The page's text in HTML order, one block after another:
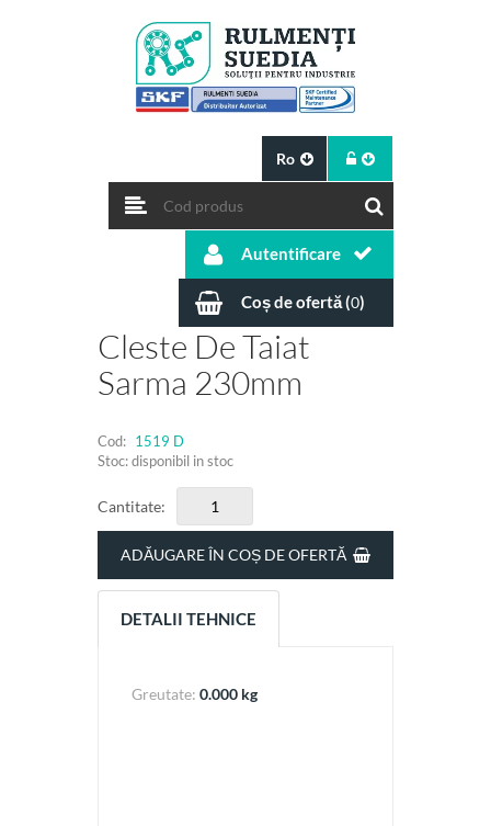
Ro
Autentificare
Coș de ofertă (0)
Cleste De Taiat
Sarma 230mm
Cod: 1519 D
Stoc: disponibil in stoc
Cantitate:
DETALII TEHNICE
Greutate: 0.000 kg